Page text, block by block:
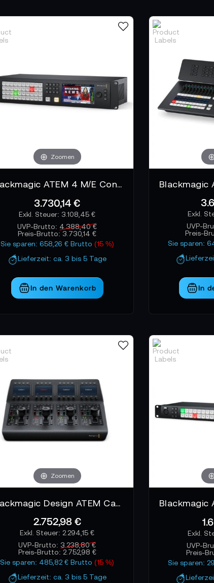
Zoomen
Blackmagic ATEM 4 M/E Constellation HD
3.730,14 €
3.108,45 €
UVP-Brutto: 4.388,40 €
Preis-Brutto: 3.730,14 €
Sie sparen: 658,26 € Brutto (15 %)
Lieferzeit: ca. 3 bis 5 Tage
In den Warenkorb
UVP-
Preis-
Sie sparen:
In
Zoomen
Blackmagic Design ATEM Camera Control Panel
2.752,98 €
2.294,15 €
UVP-Brutto: 3.238,80 €
Preis-Brutto: 2.752,98 €
Sie sparen: 485,82 € Brutto(15 %)
Lieferzeit: ca. 3 bis 5 Tage
UVP-
Preis-
Sie sparen: